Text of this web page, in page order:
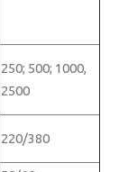
250; 500; 1000,
2500
220/380